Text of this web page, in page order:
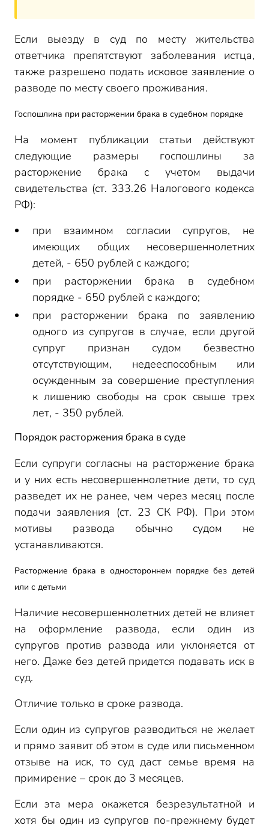
Если выезду в суд по месту жительства
ответчика препятствуют заболевания истца,
также разрешено подать исковое заявление о
разводе по месту своего проживания.
Госпошлина при расторжении брака в судебном порядке
На момент публикации статьи действуют
следующие размеры госпошлины за
расторжение брака с учетом выдачи
свидетельства (ст. 333.26 Налогового кодекса
РФ):
при взаимном согласии супругов, не
имеющих общих несовершеннолетних
детей, - 650 рублей с каждого;
при расторжении брака в судебном
порядке - 650 рублей с каждого;
при расторжении брака по заявлению
одного из супругов в случае, если другой
супруг признан судом безвестно
отсутствующим, недееспособным или
осужденным за совершение преступления
к лишению свободы на срок свыше трех
лет, - 350 рублей.
Порядок расторжения брака в суде
Если супруги согласны на расторжение брака
и у них есть несовершеннолетние дети, то суд
разведет их не ранее, чем через месяц после
подачи заявления (ст. 23 СК РФ). При этом
мотивы развода обычно судом не
устанавливаются.
Расторжение брака в одностороннем порядке без детей
или с детьми
Наличие несовершеннолетних детей не влияет
на оформление развода, если один из
супругов против развода или уклоняется от
него. Даже без детей придется подавать иск в
суд.
Отличие только в сроке развода.
Если один из супругов разводиться не желает
и прямо заявит об этом в суде или письменном
отзыве на иск, то суд даст семье время на
примирение – срок до 3 месяцев.
Если эта мера окажется безрезультатной и
хотя бы один из супругов по-прежнему будет